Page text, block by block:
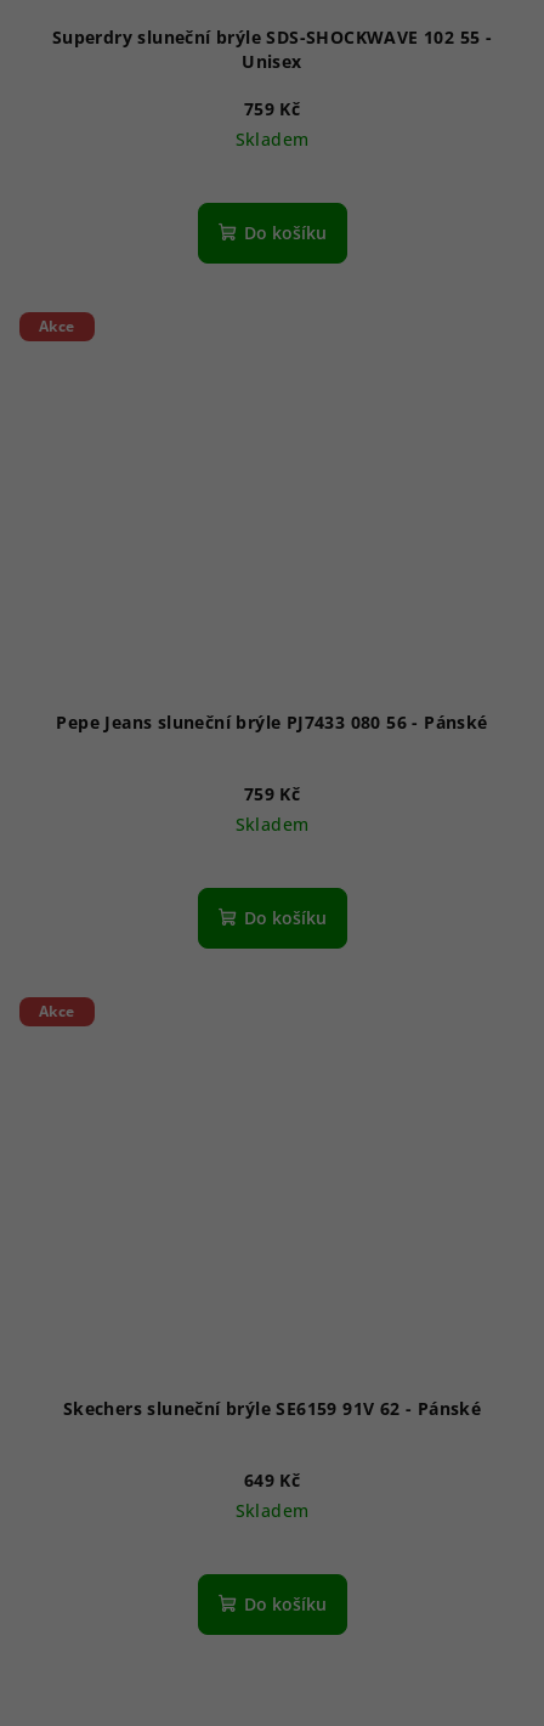
Superdry sluneční brýle SDS-SHOCKWAVE 102 55 -
Unisex
759 Kč
Skladem
Do košíku
Akce
Pepe Jeans sluneční brýle PJ7433 080 56 - Pánské
759 Kč
Skladem
Do košíku
Akce
Skechers sluneční brýle SE6159 91V 62 - Pánské
649 Kč
Skladem
Do košíku